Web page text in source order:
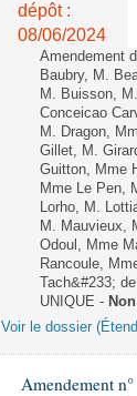
dépôt :
08/06/2024
Amendement
Baubry, M.
M. Buisson,
Conceicao
M. Dragon,
Gillet, M.
Guitton, Mme
Mme Le Pen,
Lorho, M.
M. Mauvieux,
Odoul, Mme
Rancoule,
Tach&#233;
UNIQUE -
Voir le dossier
Amendement